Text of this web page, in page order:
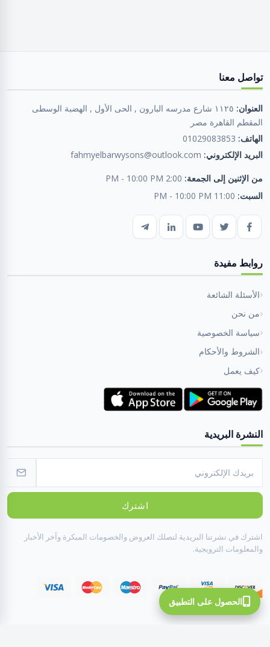
تواصل معنا
العنوان:
١١٢٥ شارع مدرسه البارون , الحى الأول , الهضبة الوسطى
المقطم القاهرة مصر
الهاتف: 01029083853
البريد الإلكتروني: fahmyelbarwysons@outlook.com
من الإثنين إلى الجمعة: 2:00 PM - 10:00 PM
السبت: 11:00 PM - 10:00 PM
روابط مفيدة
الأسئلة الشائعة
من نحن
سياسة الخصوصية
الشروط والأحكام
كيف يعمل
النشرة البريدية
اشترك
اشترك في نشرتنا البريدية لتصلك العروض والخصومات المبكرة وآخر الأخبار
والمعلومات الترويجية.
الحصول على التطبيق